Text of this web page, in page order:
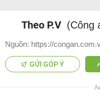
Theo P.V (Công
Nguồn: https://
GỬI GÓP Ý